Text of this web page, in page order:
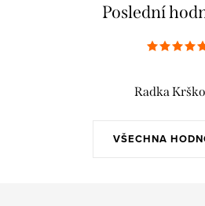
Poslední
VŠECHNA
Radka